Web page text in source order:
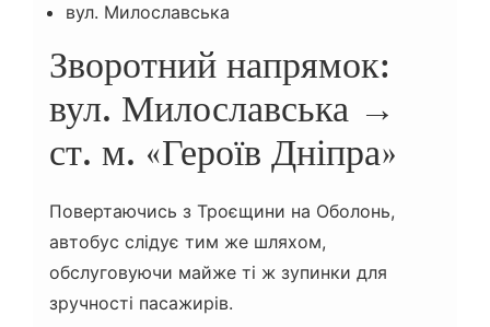
вул. Милославська
Зворотний напрямок:
вул. Милославська →
ст. м. «Героїв Дніпра»
Повертаючись з Троєщини на Оболонь,
автобус слідує тим же шляхом,
обслуговуючи майже ті ж зупинки для
зручності пасажирів.